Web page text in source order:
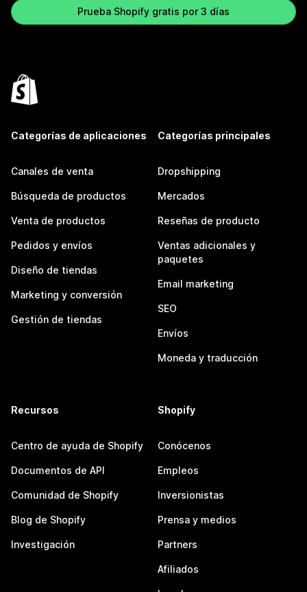
Prueba Shopify gratis por 3 días
Categorías de aplicaciones
Canales de venta
Búsqueda de productos
Venta de productos
Pedidos y envíos
Diseño de tiendas
Marketing y conversión
Gestión de tiendas
Categorías principales
Dropshipping
Mercados
Reseñas de producto
Ventas adicionales y
paquetes
Email marketing
SEO
Envíos
Moneda y traducción
Recursos
Centro de ayuda de Shopify
Documentos de API
Comunidad de Shopify
Blog de Shopify
Investigación
Shopify
Conócenos
Empleos
Inversionistas
Prensa y medios
Partners
Afiliados